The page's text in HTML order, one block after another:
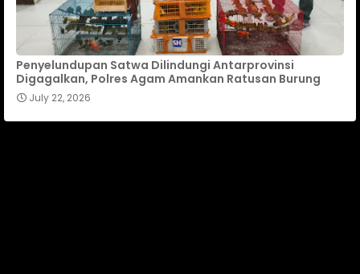
Penyelundupan Satwa Dilindungi Antarprovinsi
Digagalkan, Polres Agam Amankan Ratusan Burung
July 22, 2026